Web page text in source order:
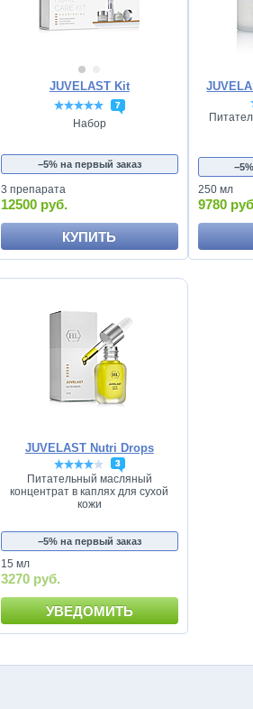
JUVELAST Kit
7
Набор
−5% на первый заказ
3 препарата
12500 руб.
КУПИТЬ
250 мл
9780
JUVELAST Nutri Drops
3
Питательный масляный
концентрат в каплях для сухой
кожи
−5% на первый заказ
15 мл
3270 руб.
УВЕДОМИТЬ